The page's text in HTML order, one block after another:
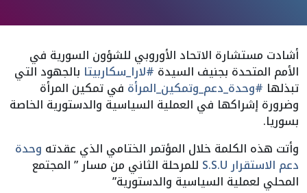
أشادت مستشارة الاتحاد الأوروبي للشؤون السورية في
الأمم المتحدة بجنيف السيدة #لارا_سكاربيتا بالجهود التي
تبذلها #وحدة_دعم_وتمكين_المرأة في تمكين المرأة
وضرورة إشراكها في العملية السياسية والدستورية الخاصة
بسوريا.
وأتت هذه الكلمة خلال المؤتمر الختامي الذي عقدته وحدة
دعم الاستقرار S.S.U للمرحلة الثاني من مسار ” المجتمع
المحلي لعملية السياسية والدستورية”